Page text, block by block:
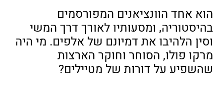
הוא אחד הוונציאנים המפורסמים
בהיסטוריה, ומסעותיו לאורך דרך המשי
וסין הלהיבו את דמיונם של אלפים. מי היה
מרקו פולו, הסוחר וחוקר הארצות
שהשפיע על דורות של מטיילים?